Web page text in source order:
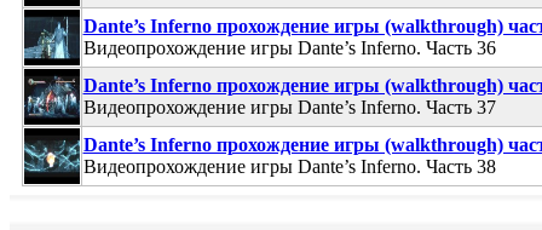
Dante’s Inferno прохождение игры (walkthrough)
Видеопрохождение игры Dante’s Inferno. Часть 36
Dante’s Inferno прохождение игры (walkthrough)
Видеопрохождение игры Dante’s Inferno. Часть 37
Dante’s Inferno прохождение игры (walkthrough)
Видеопрохождение игры Dante’s Inferno. Часть 38